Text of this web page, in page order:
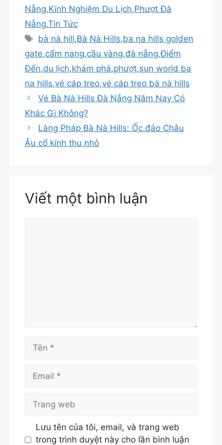
Nẵng,Kính Nghiệm Du Lịch,Phượt Đà
Nẵng,Tin Tức
Thẻ
bà nà hill,Bà Nà Hills,ba na hills golden
gate,cẩm nang,cầu vàng,đà nẵng,Điểm
Đến,du lịch,khám phá,phượt,sun world ba
na hills,vé cáp treo,vé cáp treo bà nà hills
Vé Bà Nà Hills Đà Nẵng Năm Nay Có
Khác Gì Không?
Làng Pháp Bà Nà Hills: Ốc đảo Châu
Âu cổ kính thu nhỏ
Viết một bình luận
web
Lưu tên của tôi, email, và trang web
trong trình duyệt này cho lần bình luận